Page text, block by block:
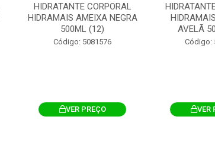
HIDRATANTE CORPORAL
HIDRAMAIS AMEIXA NEGRA
500ML (12)
Código: 5081576
VER PREÇO
AVELÃ
Código:
VER